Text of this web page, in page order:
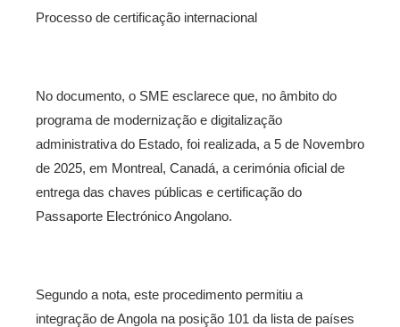
Processo de certificação internacional
No documento, o SME esclarece que, no âmbito do
programa de modernização e digitalização
administrativa do Estado, foi realizada, a 5 de Novembro
de 2025, em Montreal, Canadá, a cerimónia oficial de
entrega das chaves públicas e certificação do
Passaporte Electrónico Angolano.
Segundo a nota, este procedimento permitiu a
integração de Angola na posição 101 da lista de países